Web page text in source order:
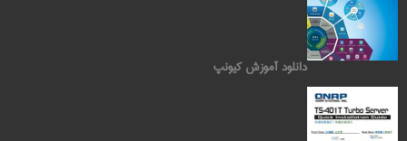
دانلود آموزش کیونپ